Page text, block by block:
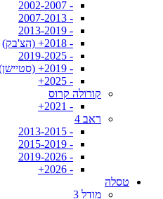
- 2002-2007
- 2007-2013
- 2013-2019
- 2018+ (הצ'בק)
- 2019-2025
- 2019+ (סטיישן)
- 2025+
קורולה קרוס
- 2021+
ראב 4
- 2013-2015
- 2015-2019
- 2019-2026
- 2026+
טסלה
מודל 3